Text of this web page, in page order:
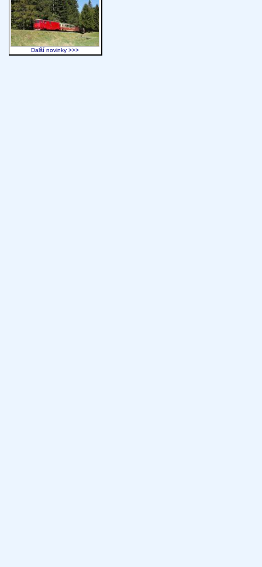
Další novinky >>>